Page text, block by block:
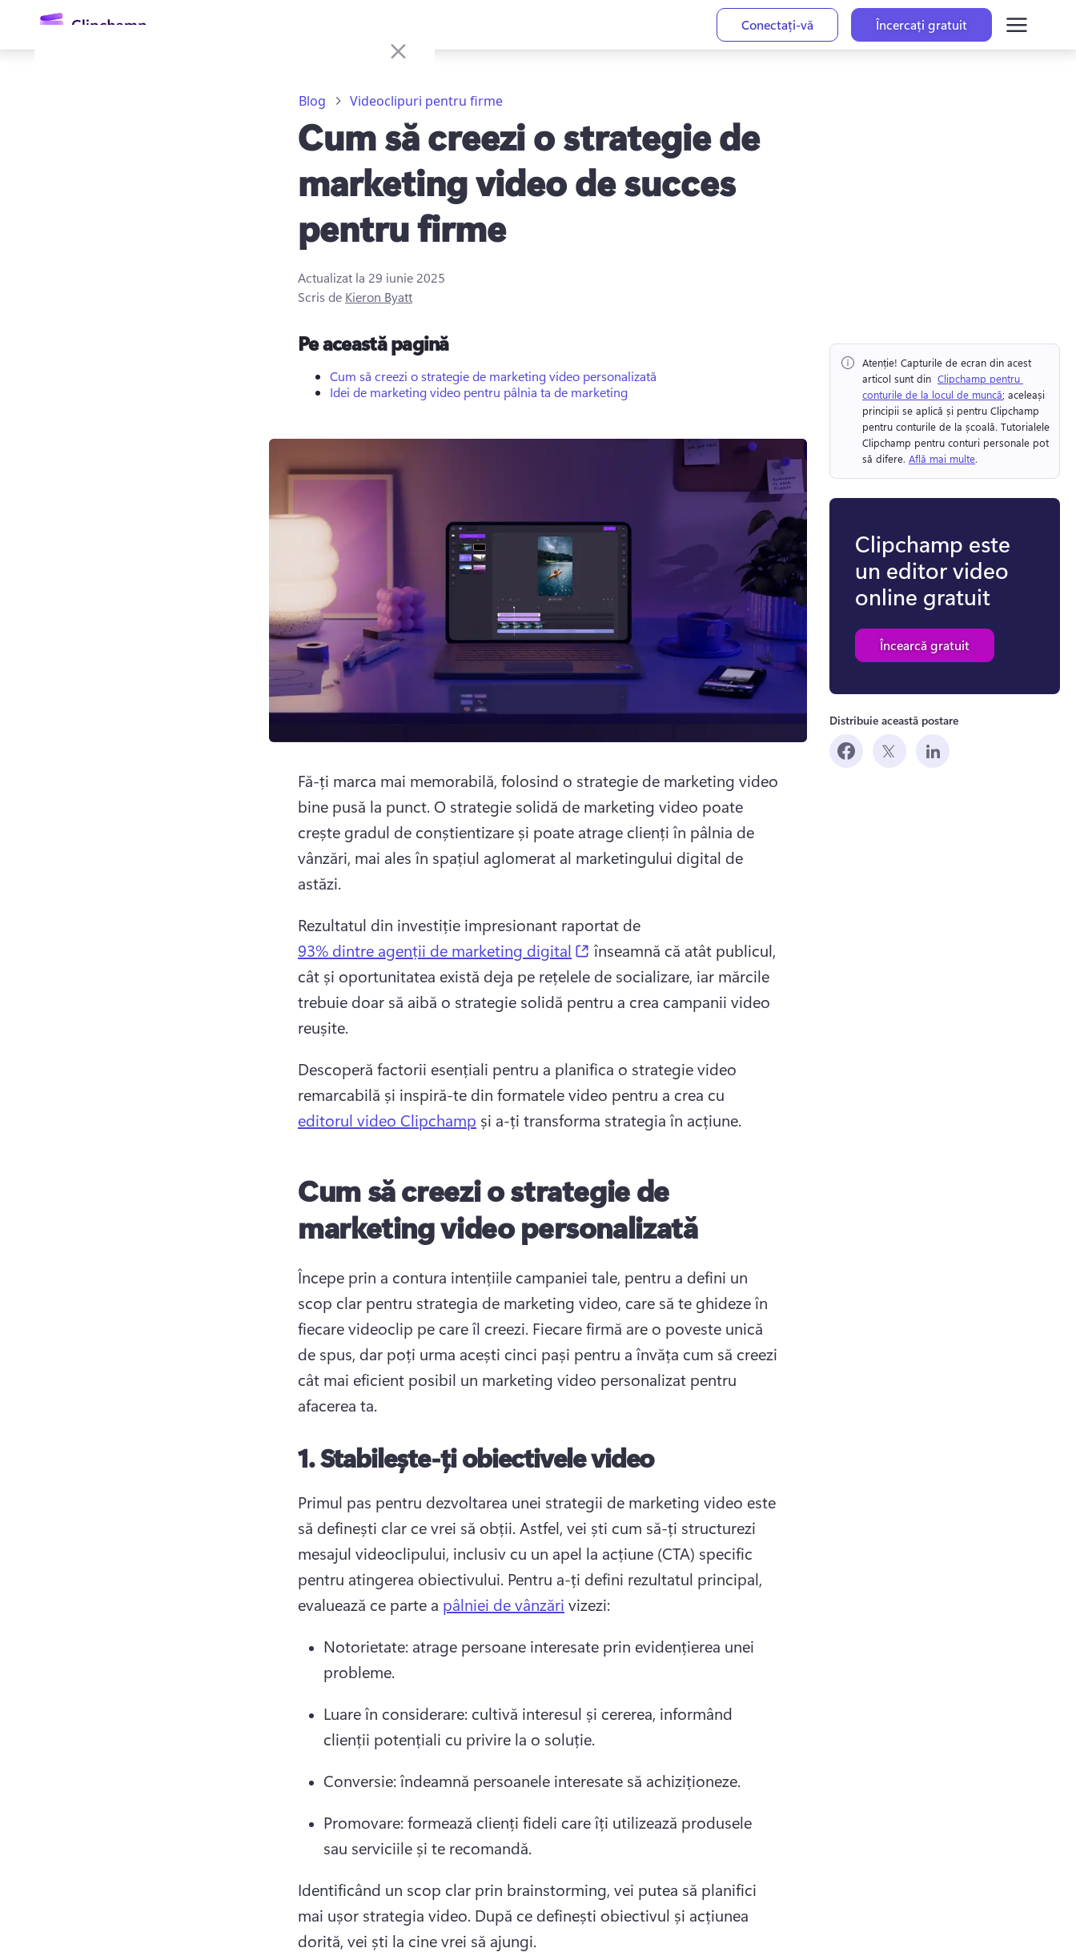
principal
Conectați-vă Încercați gratuit
Blog Videoclipuri pentru firme
Cum să creezi o strategie de
marketing video de succes
pentru firme
Actualizat la 29 iunie 2025
Scris de Kieron Byatt
Pe această pagină
Cum să creezi o strategie de marketing video personalizată
Idei de marketing video pentru pâlnia ta de marketing
Fă-ți marca mai memorabilă, folosind o strategie de marketing video
bine pusă la punct. O strategie solidă de marketing video poate
crește gradul de conștientizare și poate atrage clienți în pâlnia de
vânzări, mai ales în spațiul aglomerat al marketingului digital de
astăzi.
Rezultatul din investiție impresionant raportat de
93% dintre agenții de marketing digital
(opens in a new tab)
înseamnă că atât publicul,
cât și oportunitatea există deja pe rețelele de socializare, iar mărcile
trebuie doar să aibă o strategie solidă pentru a crea campanii video
reușite.
Descoperă factorii esențiali pentru a planifica o strategie video
remarcabilă și inspiră-te din formatele video pentru a crea cu
editorul video Clipchamp și a-ți transforma strategia în acțiune.
Cum să creezi o strategie de
marketing video personalizată
Începe prin a contura intențiile campaniei tale, pentru a defini un
scop clar pentru strategia de marketing video, care să te ghideze în
fiecare videoclip pe care îl creezi. Fiecare firmă are o poveste unică
de spus, dar poți urma acești cinci pași pentru a învăța cum să creezi
cât mai eficient posibil un marketing video personalizat pentru
afacerea ta.
1.Stabilește-ți obiectivele video
Primul pas pentru dezvoltarea unei strategii de marketing video este
să definești clar ce vrei să obții. Astfel, vei ști cum să-ți structurezi
mesajul videoclipului, inclusiv cu un apel la acțiune (CTA) specific
pentru atingerea obiectivului. Pentru a-ți defini rezultatul principal,
evaluează ce parte a pâlniei de vânzări vizezi:
Notorietate: atrage persoane interesate prin evidențierea unei
probleme.
Luare în considerare: cultivă interesul și cererea, informând
clienții potențiali cu privire la o soluție.
Conversie: îndeamnă persoanele interesate să achiziționeze.
Promovare: formează clienți fideli care îți utilizează produsele
sau serviciile și te recomandă.
Identificând un scop clar prin brainstorming, vei putea să planifici
mai ușor strategia video. După ce definești obiectivul și acțiunea
dorită, vei ști la cine vrei să ajungi.
Atenție! Capturile de ecran din acest
articol sunt din ⁠ Clipchamp pentru
conturile de la locul de muncă; aceleași
principii se aplică și pentru Clipchamp
pentru conturile de la școală. Tutorialele
Clipchamp pentru conturi personale pot
să difere. Află mai multe.
Clipchamp este
un editor video
online gratuit
Încearcă gratuit
Distribuie această postare